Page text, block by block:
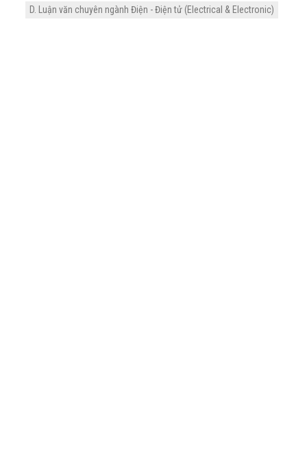
D. Luận văn chuyên ngành Điện - Điện tử (Electrical & Electronic)